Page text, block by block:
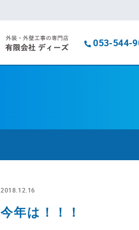
053-544-
2018.12.16
今年は！！！